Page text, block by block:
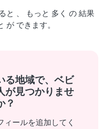
と 、 もっと 多く の 結果
が できます。
る地域で、ベビ
が見つかりませ
？
ールを追加してく